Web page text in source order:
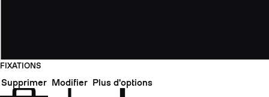
FIXATIONS
Supprimer Modifier Plus d'options